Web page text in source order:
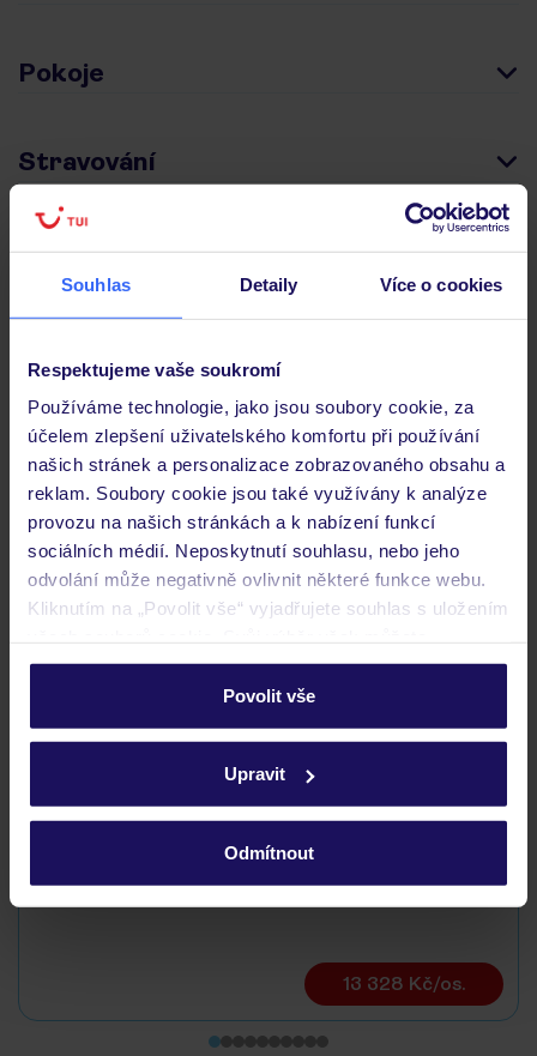
Souhlas Detaily Více o cookies
Respektujeme vaše soukromí
Používáme technologie, jako jsou soubory cookie, za
účelem zlepšení uživatelského komfortu při používání
našich stránek a personalizace zobrazovaného obsahu a
reklam. Soubory cookie jsou také využívány k analýze
provozu na našich stránkách a k nabízení funkcí
sociálních médií. Neposkytnutí souhlasu, nebo jeho
odvolání může negativně ovlivnit některé funkce webu.
Kliknutím na „Povolit vše“ vyjadřujete souhlas s uložením
personalizovat v sekci „Personalizace“.
Podrobné informace o souborech cookie naleznete v
ochrany osobních údajů.
Povolit vše
Upravit
Odmítnout
Pokoje
Stravování
Důležité informace
Často kladené otázky
Budeme ubytováni ihned po příjezdu do hotelu?
Kam jít po přistání a vyzvednutí zavazadel?
Zobrazit další
Objevte další hotely v okolí
Pharaoh Azur Resort
13 328 Kč/os.